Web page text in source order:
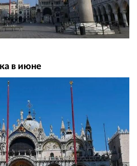
в июне